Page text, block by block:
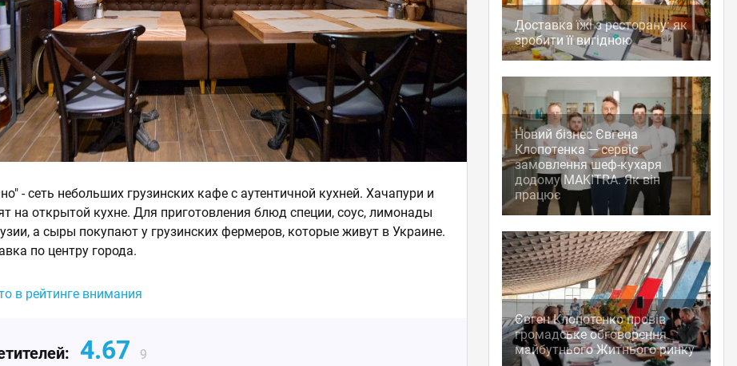
- сеть небольших грузинских кафе с аутентичной кухней. Хачапури и
на открытой кухне. Для приготовления блюд специи, соус, лимонады
а сыры покупают у грузинских фермеров, которые живут в Украине.
по центру города.
в рейтинге внимания
4.67 9
Доставка їжі з ресторану: як
зробити її вигідною
Новий бізнес Євгена
Клопотенка — сервіс
замовлення шеф-кухаря
додому MAKITRA. Як він
працює
Євген Клопотенко провів
громадське обговорення
майбутнього Житнього ринку